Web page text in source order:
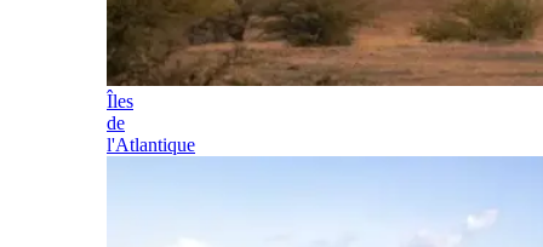
Îles
de
l'Atlantique